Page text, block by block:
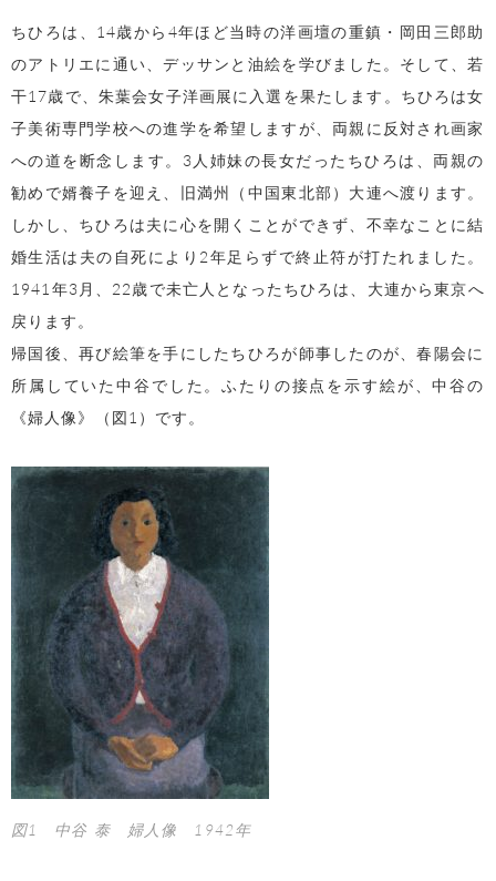
ちひろは、14歳から4年ほど当時の洋画壇の重鎮・岡田三郎助
のアトリエに通い、デッサンと油絵を学びました。そして、若
干17歳で、朱葉会女子洋画展に入選を果たします。ちひろは女
子美術専門学校への進学を希望しますが、両親に反対され画家
への道を断念します。3人姉妹の長女だったちひろは、両親の
勧めで婿養子を迎え、旧満州（中国東北部）大連へ渡ります。
しかし、ちひろは夫に心を開くことができず、不幸なことに結
婚生活は夫の自死により2年足らずで終止符が打たれました。
1941年3月、22歳で未亡人となったちひろは、大連から東京へ
戻ります。
帰国後、再び絵筆を手にしたちひろが師事したのが、春陽会に
所属していた中谷でした。ふたりの接点を示す絵が、中谷の
《婦人像》（図1）です。
図1 中谷 泰 婦人像 1942年